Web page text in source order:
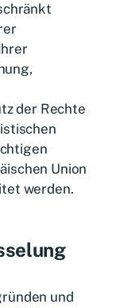
der Rechte
Union
werden.
und